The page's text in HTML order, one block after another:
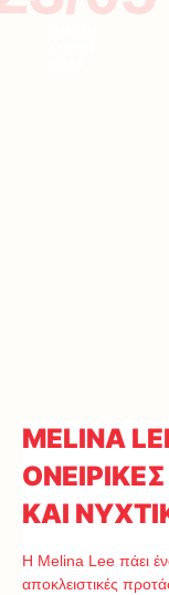
MELINA
ΚΑΙ
Η Melina Lee πάει
αποκλειστικές